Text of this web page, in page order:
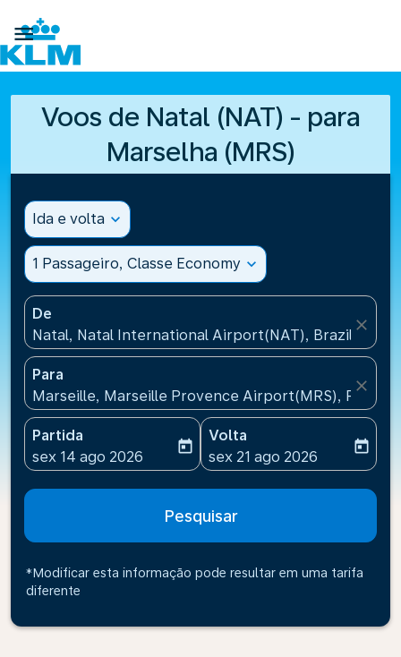

Voos de Natal (NAT) - para
Marselha (MRS)
Ida e volta expand_more
1 Passageiro, Classe Economy expand_more
De
Natal, Natal International Airport(NAT), Brazil
close
Para
Marseille, Marseille Provence Airport(MRS), France
close
Partida
fc-booking-departure-date-aria-label
sex 14 ago 2026
today
Volta
fc-booking-return-date-
sex 21 ago 2026
today
Pesquisar
*Modificar esta informação pode resultar em uma tarifa
diferente